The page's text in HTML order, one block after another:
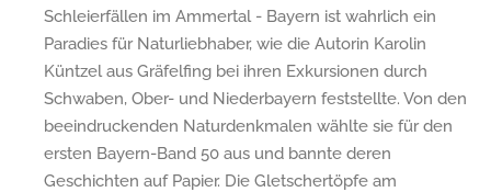
Schleierfällen im Ammertal - Bayern ist wahrlich ein
Paradies für Naturliebhaber, wie die Autorin Karolin
Küntzel aus Gräfelfing bei ihren Exkursionen durch
Schwaben, Ober- und Niederbayern feststellte. Von den
beeindruckenden Naturdenkmalen wählte sie für den
ersten Bayern-Band 50 aus und bannte deren
Geschichten auf Papier. Die Gletschertöpfe am